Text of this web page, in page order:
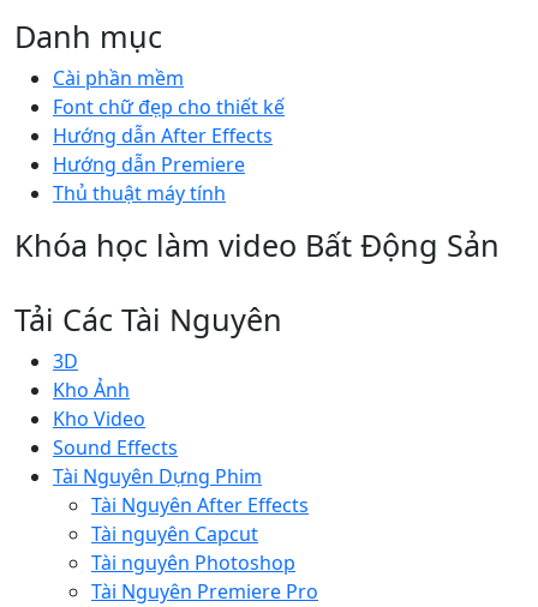
Danh mục
Cài phần mềm
Font chữ đẹp cho thiết kế
Hướng dẫn After Effects
Hướng dẫn Premiere
Thủ thuật máy tính
Khóa học làm video Bất Động Sản
Tải Các Tài Nguyên
3D
Kho Ảnh
Kho Video
Sound Effects
Tài Nguyên Dựng Phim
Tài Nguyên After Effects
Tài nguyên Capcut
Tài nguyên Photoshop
Tài Nguyên Premiere Pro